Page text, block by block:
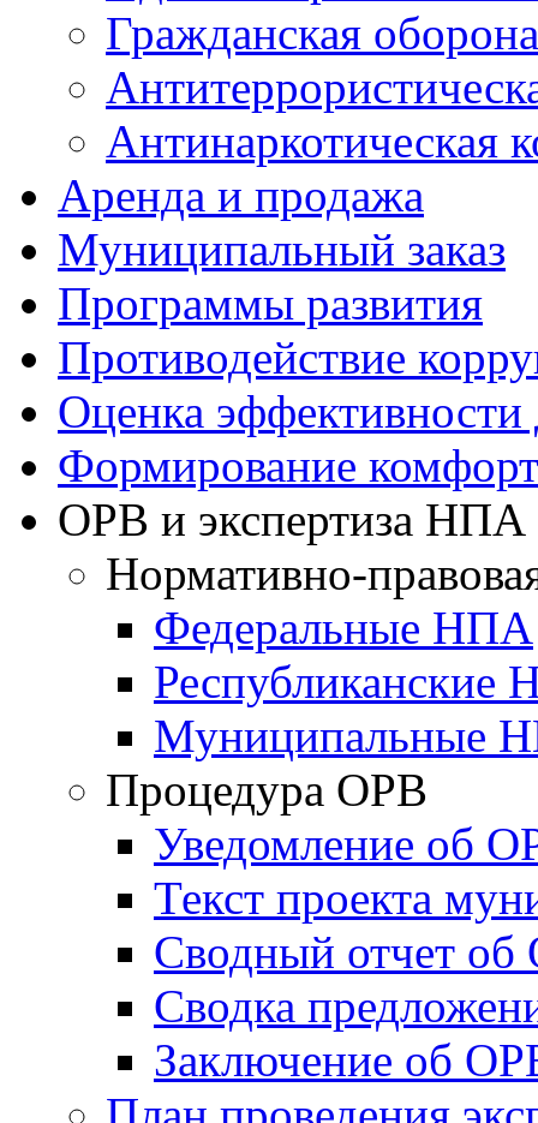
Гражданская оборона
Антинаркотическая
Аренда и продажа
Муниципальный заказ
Программы развития
Противодействие
Оценка
Формирование
ОРВ и экспертиза НПА
Нормативно-
Федеральные НПА
Республиканские
Муниципальные
Процедура ОРВ
Уведомление об
Текст проекта
Сводный отчет
Сводка
Заключение об